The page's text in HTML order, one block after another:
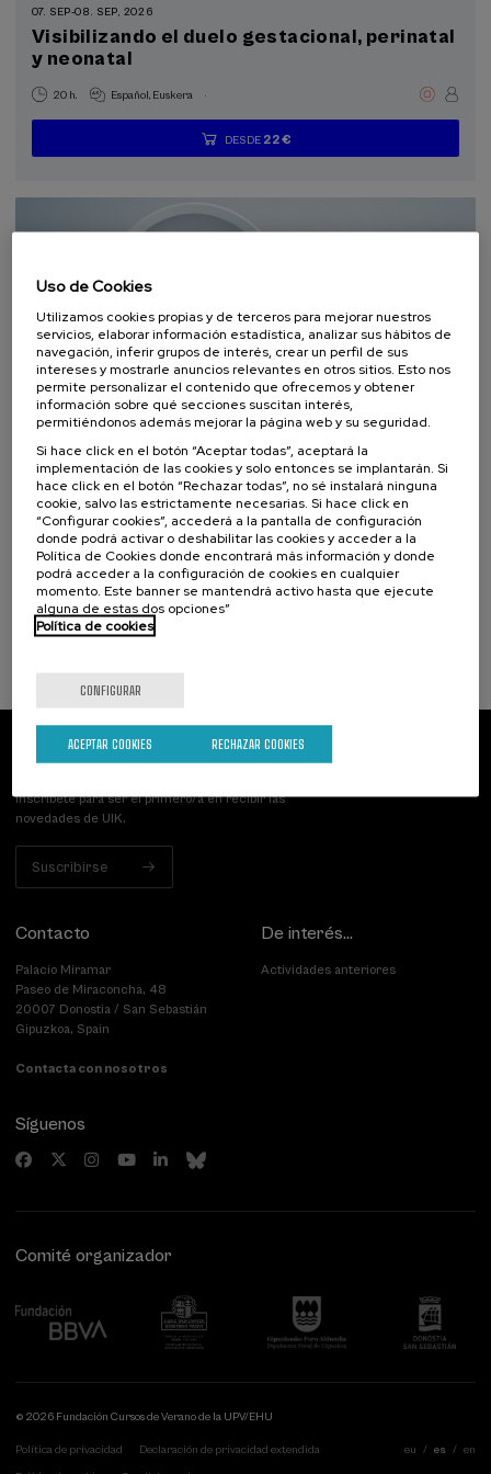
07. SEP-08. SEP, 2026
Visibilizando el duelo gestacional, perinatal
y neonatal
20 h. Español Euskera .
...
DESDE 22 €
Últimas
plazas
Gratuito
Fecha
pasada
Lista
de
Plazo
de
CIENCIA Y TECNOLOGÍA SALUD
LINGÜÍSTICA Y LITERATURA
CURSO DE VERANO
11. SEP 11. SEP, 2026
Osasuna eta hizkuntza IX: Euskara, adimen
artifiziala eta osasuna
10 h. Euskera .
DESDE
Suscríbete a nuestro boletín
Inscríbete para ser el primero/a en recibir las
novedades de UIK.
Suscribirse
Contacto
Palacio Miramar
Paseo de Miraconcha, 48
20007 Donostia / San Sebastián
Gipuzkoa, Spain
Contacta con nosotros
De interés...
Actividades anteriores
Síguenos
Comité organizador
© 2026 Fundación Cursos de Verano de la UPV/EHU
Política de privacidad Declaración de privacidad extendida eu es en
Uso de Cookies
Utilizamos cookies propias y de terceros para mejorar nuestros
servicios, elaborar información estadística, analizar sus hábitos de
navegación, inferir grupos de interés, crear un perfil de sus
intereses y mostrarle anuncios relevantes en otros sitios. Esto nos
permite personalizar el contenido que ofrecemos y obtener
información sobre qué secciones suscitan interés,
permitiéndonos además mejorar la página web y su seguridad.
Si hace click en el botón “Aceptar todas”, aceptará la
implementación de las cookies y solo entonces se implantarán. Si
hace click en el botón “Rechazar todas”, no sé instalará ninguna
cookie, salvo las estrictamente necesarias. Si hace click en
“Configurar cookies”, accederá a la pantalla de configuración
donde podrá activar o deshabilitar las cookies y acceder a la
Política de Cookies donde encontrará más información y donde
podrá acceder a la configuración de cookies en cualquier
momento. Este banner se mantendrá activo hasta que ejecute
alguna de estas dos opciones”
Política de cookies
CONFIGURAR
RECHAZAR COOKIES
ACEPTAR COOKIES